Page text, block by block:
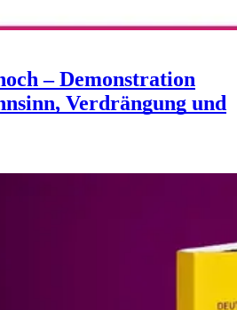
– Demonstration
Verdrängung und